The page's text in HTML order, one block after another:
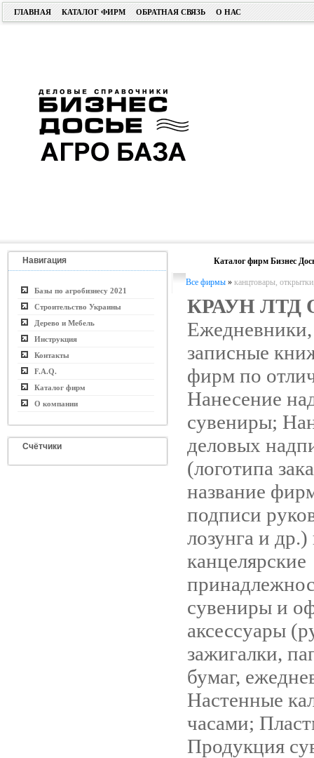
ГЛАВНАЯ КАТАЛОГ ФИРМ ОБРАТНАЯ СВЯЗЬ О НАС
Навигация
Базы по агробизнесу 2021
Строительство Украины
Дерево и Мебель
Инструкция
Контакты
F.A.Q.
Каталог фирм
О компании
Счётчики
Каталог фирм Бизнес
Все фирмы » канцтовары,
КРАУН ЛТД
записные
фирм по
Нанесение
сувениры;
деловых
(логотипа
название
подписи
лозунга и др.)
канцелярские
сувениры и
аксессуары
зажигалки,
бумаг,
Настенные
часами;
Продукция